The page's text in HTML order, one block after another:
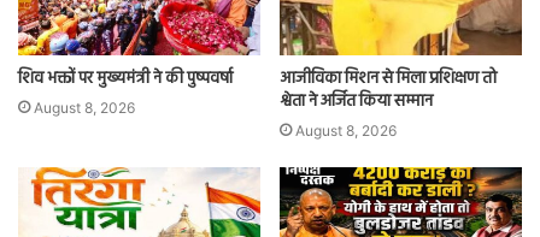
शिव भक्तों पर मुख्यमंत्री ने की पुष्पवर्षा
August 8, 2026
आजीविका मिशन से मिला प्रशिक्षण तो
श्वेता ने अर्जित किया सम्मान
August 8, 2026